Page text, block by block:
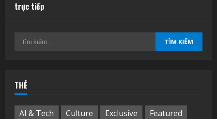
trực tiếp
Tìm
THẺ
AI & Tech Culture Exclusive
Featured